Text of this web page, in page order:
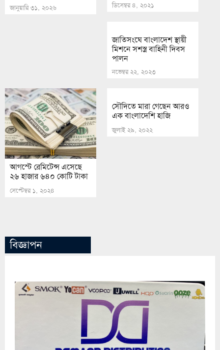
জানুয়ারি ৩১, ২০২৬ ডিসেম্বর ৪, ২০২১
জাতিসংঘে বাংলাদেশ স্থায়ী
মিশনে সশস্ত্র বাহিনী দিবস
পালন
নভেম্বর ২২, ২০২৩
আগস্টে রেমিটেন্স এসেছে
২৬ হাজার ৬৪০ কোটি টাকা
সেপ্টেম্বর ১, ২০২৪
সৌদিতে মারা গেছেন আরও
এক বাংলাদেশি হাজি
জুলাই ২৯, ২০২২
বিজ্ঞাপন